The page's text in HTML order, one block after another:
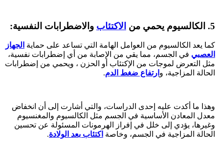
5. الكالسيوم يحمي من الاكتئاب والاضطرابات النفسية:
كما يعد الكالسيوم من العوامل الهامة التي تساعد على حماية الجهاز
العصبي في الجسم، مما يقي من الإصابة من أي إضطرابات نفسية،
مثل التعرض لموجات من الإكتئاب أو الحزن ، ويحمي من إضطرابات
الحالة المزاجية، و ارتفاع ضغط الدم.
وهذا ما أكدت عليه إحدى الدراسات، والتي أشارت إلى أن انخفاض
معدل المعادن الأساسية في الجسم مثل الكالسيوم والمغنسيوم
وغيرها، يؤدي إلى خلل في إفراز الهرمونات المسئولة عن تحسين
الحالة المزاجية في الجسم، وخاصة اكتئاب بعد الولادة.